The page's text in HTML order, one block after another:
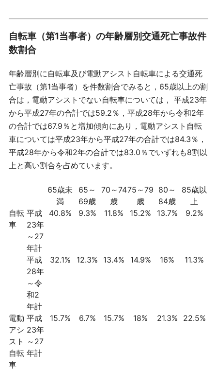
自転車（第1当事者）の年齢層別交通死亡事故件
数割合
年齢層別に自転車及び電動アシスト自転車による交通死
亡事故（第1当事者）を件数割合でみると，65歳以上の割
合は，電動アシストでない自転車については， 平成23年
から平成27年の合計では59.2％，平成28年から令和2年
の合計では67.9％と増加傾向にあり，電動アシスト自転
車については平成23年から平成27年の合計では84.3％，
平成28年から令和2年の合計では83.0％でいずれも8割以
上と高い割合を占めています。
65歳未
満
65～
69歳
70～74
歳
75～79
歳
80～
84歳
85歳以
上
自転
車
平成
23年
～27
年計
40.8% 9.3% 11.8% 15.2% 13.7% 9.2%
平成
28年
～令
和2
年計
32.1% 12.3% 13.4% 14.9% 16% 11.3%
電動
アシ
スト
自転
車
平成
23年
～27
年計
15.7% 6.7% 15.7% 18% 21.3% 22.5%